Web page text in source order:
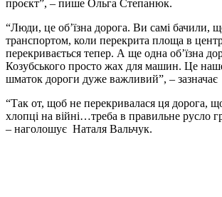
проєкт”, – пише Ольга Степанюк.
“Люди, це об’їзна дорога. Ви самі бачили,
транспортом, коли перекрита площа в
перекривається тепер. А ще одна об’їзна
Козубського просто жах для машин. Це
шматок дороги дуже важливий”, –
“Так от, щоб не перекривалася ця дорога,
хлопці на війні…треба в правильне русло
– наголошує Наталя Вальчук.